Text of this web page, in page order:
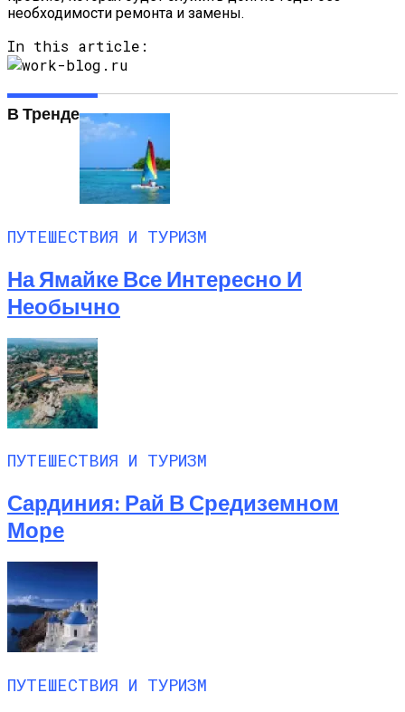
необходимости ремонта и замены.
In this article:
В Тренде
ПУТЕШЕСТВИЯ И ТУРИЗМ
На Ямайке Все Интересно И
Необычно
ПУТЕШЕСТВИЯ И ТУРИЗМ
Сардиния: Рай В Средиземном
Море
ПУТЕШЕСТВИЯ И ТУРИЗМ